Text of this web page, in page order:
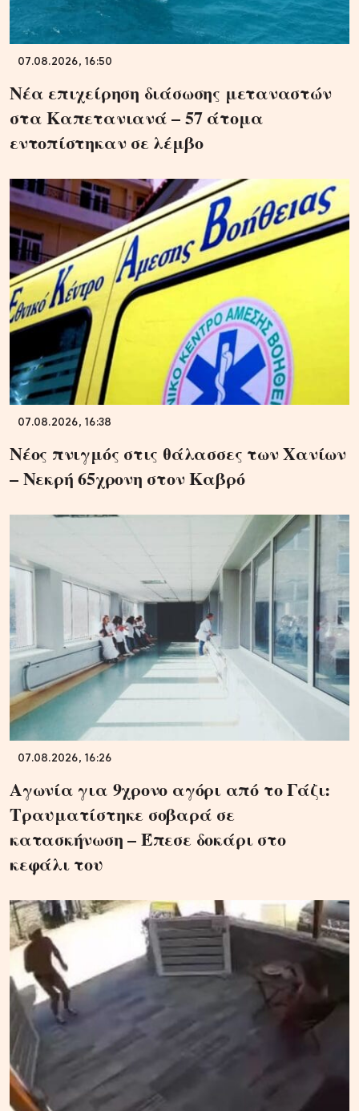
07.08.2026, 16:50
Νέα επιχείρηση διάσωσης μεταναστών
στα Καπετανιανά – 57 άτομα
εντοπίστηκαν σε λέμβο
07.08.2026, 16:38
Νέος πνιγμός στις θάλασσες των Χανίων
– Νεκρή 65χρονη στον Καβρό
07.08.2026, 16:26
Αγωνία για 9χρονο αγόρι από το Γάζι:
Τραυματίστηκε σοβαρά σε
κατασκήνωση – Έπεσε δοκάρι στο
κεφάλι του